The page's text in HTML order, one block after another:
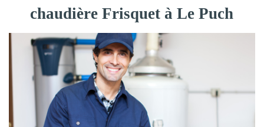
chaudière Frisquet à Le Puch